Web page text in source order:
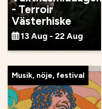
- Terroir
Västerhiske
13 Aug - 22 Aug
Musik, nöje, festival